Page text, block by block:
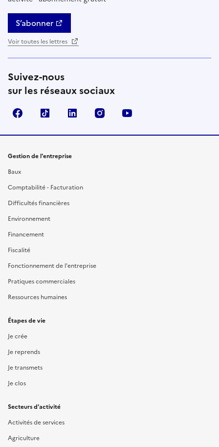
S’abonner
Voir toutes les lettres
Suivez-nous
sur les réseaux sociaux
FacebookTikTok Linkedin Instagram
Gestion de l'entreprise
Baux
Comptabilité - Facturation
Difficultés financières
Environnement
Financement
Fiscalité
Fonctionnement de l'entreprise
Pratiques commerciales
Ressources humaines
Étapes de vie
Je crée
Je reprends
Je transmets
Je clos
Secteurs d'activité
Activités de services
Agriculture